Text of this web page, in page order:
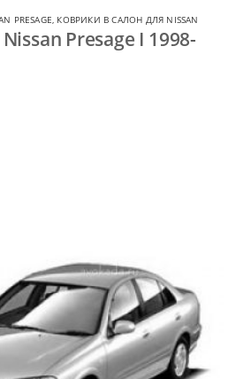
PRESAGE, КОВРИКИ В САЛОН ДЛЯ NISSAN
Presage I 1998-